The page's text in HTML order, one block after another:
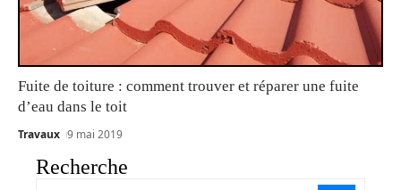
Fuite de toiture : comment trouver et réparer une fuite
d’eau dans le toit
Travaux 9 mai 2019
Recherche